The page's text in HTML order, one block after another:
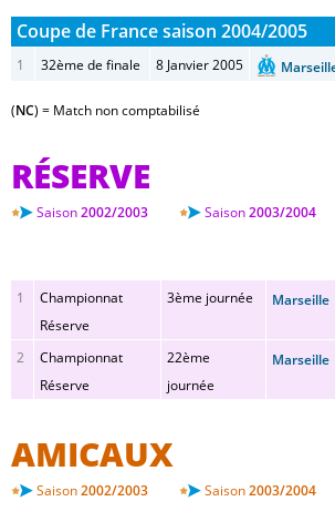
Coupe de France saison 2004/2005
1 32ème de finale 8 Janvier 2005
(NC) = Match non comptabilisé
RÉSERVE
Saison2002/2003 Saison2003/2004
1
Championnat
Réserve
3ème journée Marseille
2
Championnat
Réserve
22ème
journée
Marseille
AMICAUX
Saison2002/2003 Saison2003/2004